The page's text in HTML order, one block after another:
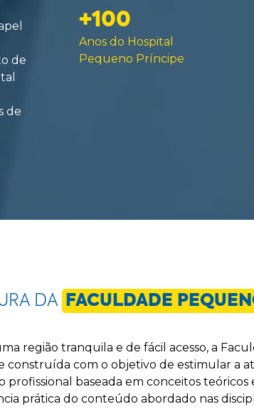
de
de
+100
Anos do Hospital
Pequeno Príncipe
DA FACULDADE
região tranquila e de fácil acesso, a
com o objetivo de estimular a
baseada em conceitos teóricos
prática do conteúdo abordado nas